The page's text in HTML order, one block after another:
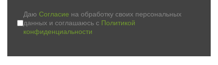
Даю Согласие на обработку своих персональных
данных и соглашаюсь с Политикой
конфиденциальности